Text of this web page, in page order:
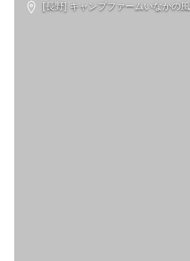
[長野] キャンプファームいなかの風